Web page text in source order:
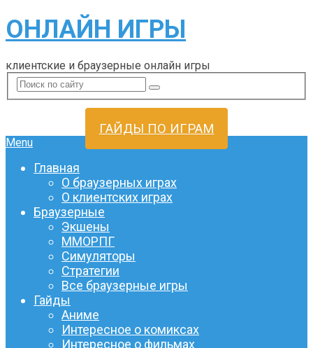
ОНЛАЙН ИГРЫ
клиентские и браузерные онлайн игры
ГАЙДЫ ПО ИГРАМ
Menu
Главная
О браузерных играх
О клиентских играх
Браузерные
Экшены
ММОРПГ
Симуляторы
Стратегии
Все браузерные игры
Гайды
Аниме
Интересное о комиксах
Интересное о фильмах